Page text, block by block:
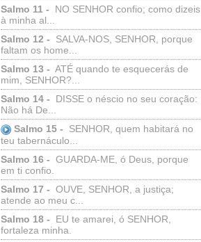
Salmo 11 -
NO SENHOR confio; como dizeis
à minha al...
Salmo 12 -
SALVA-NOS, SENHOR, porque
faltam os home...
Salmo 13 - ATÉ quando te esquecerás de
mim, SENHOR?...
Salmo 14 -
DISSE o néscio no seu coração:
Não há De...
Salmo 15 -
SENHOR, quem habitará no
teu tabernáculo...
Salmo 16 - GUARDA-ME, ó Deus, porque
em ti confio.
Salmo 17 - OUVE, SENHOR, a justiça;
atende ao meu c...
Salmo 18 -
EU te amarei, ó SENHOR,
fortaleza minha.